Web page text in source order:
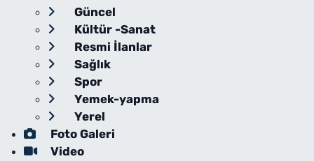
Güncel
Kültür -Sanat
Resmi İlanlar
Sağlık
Spor
Yemek-yapma
Yerel
Foto Galeri
Video